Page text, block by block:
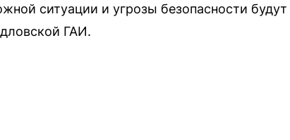
ситуации и угрозы безопасности
ГАИ.